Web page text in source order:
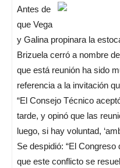
Antes de
que Vega
y Galina propinara la
Brizuela cerró a nombre
que está reunión ha sido
referencia a la invitación
“El Consejo Técnico
tarde, y opinó que las
luego, si hay voluntad,
Se despidió: “El
que este conflicto se